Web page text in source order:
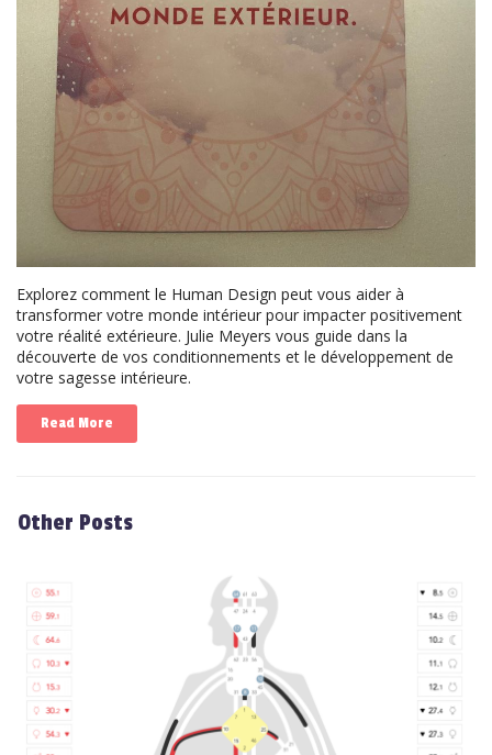
Explorez comment le Human Design peut vous aider à
transformer votre monde intérieur pour impacter positivement
votre réalité extérieure. Julie Meyers vous guide dans la
découverte de vos conditionnements et le développement de
votre sagesse intérieure.
Read More
Other Posts